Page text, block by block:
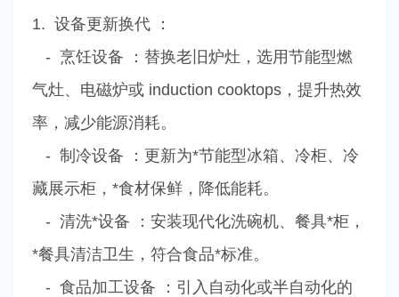
1. 设备更新换代 ：
- 烹饪设备 ：替换老旧炉灶，选用节能型燃
气灶、电磁炉或 induction cooktops，提升热效
率，减少能源消耗。
- 制冷设备 ：更新为*节能型冰箱、冷柜、冷
藏展示柜，*食材保鲜，降低能耗。
- 清洗*设备 ：安装现代化洗碗机、餐具*柜，
*餐具清洁卫生，符合食品*标准。
- 食品加工设备 ：引入自动化或半自动化的